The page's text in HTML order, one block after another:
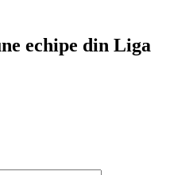
echipe din Liga